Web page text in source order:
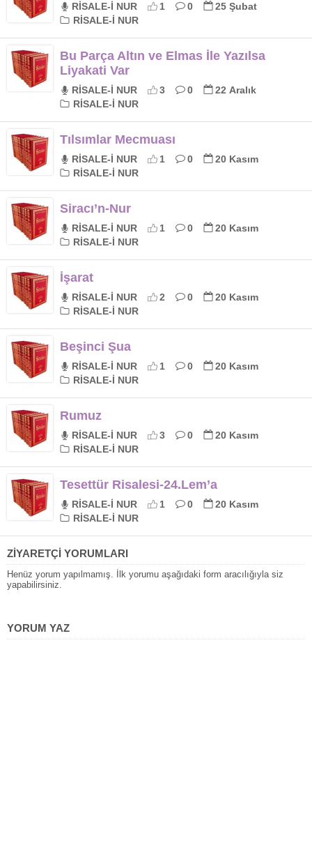
RİSALE-İ NUR 1 0
25 Şubat
RİSALE-İ NUR
Bu Parça Altın ve Elmas İle Yazılsa
Liyakati Var
RİSALE-İ NUR 3 0
22 Aralık
RİSALE-İ NUR
Tılsımlar Mecmuası
RİSALE-İ NUR 1 0
20 Kasım
RİSALE-İ NUR
Siracı’n-Nur
RİSALE-İ NUR 1 0
20 Kasım
RİSALE-İ NUR
İşarat
RİSALE-İ NUR 2 0
20 Kasım
RİSALE-İ NUR
Beşinci Şua
RİSALE-İ NUR 1 0
20 Kasım
RİSALE-İ NUR
Rumuz
RİSALE-İ NUR 3 0
20 Kasım
RİSALE-İ NUR
Tesettür Risalesi-24.Lem’a
RİSALE-İ NUR 1 0
20 Kasım
RİSALE-İ NUR
ZİYARETÇİ YORUMLARI
Henüz yorum yapılmamış. İlk yorumu aşağıdaki form aracılığıyla siz
yapabilirsiniz.
YORUM YAZ